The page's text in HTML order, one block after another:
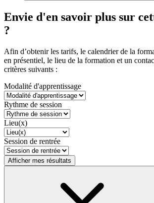
Envie d'en savoir plus sur
?
Afin d’obtenir les tarifs, le calendrier de la
en présentiel, le lieu de la formation et un
critères suivants :
Modalité d'apprentissage
Rythme de session
Lieu(x)
Session de rentrée
Afficher mes résultats